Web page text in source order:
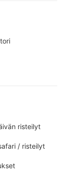
risteilyt
/ risteilyt